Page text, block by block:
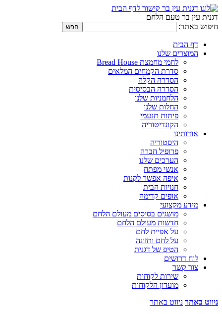
דגנית עין בר טעם הלחם
חיפוש באתר:
דף הבית
המוצרים שלנו
לחמי מחמצת Bread House
סדרת הקמחים המלאים
הסדרה הקלה
הסדרה הבסיסית
הלחמניות שלנו
החלות שלנו
פיתות תנעמי
הקונדיטוריה
אודותינו
היסטוריה
פרופיל חברה
הערכים שלנו
אנשי מפתח
איפה אפשר לקנות
חנויות הבית
אופים קדימה
מידע מקצועי
מושגים בסיסים מעולם הלחם
חדשות מעולם הלחם
על אפיית לחם
על לחם ותזונה
הטיפ של דגנית
לוח דרושים
צור קשר
שירות לקוחות
מועדון הלקוחות
ניווט באתר ניווט באתר